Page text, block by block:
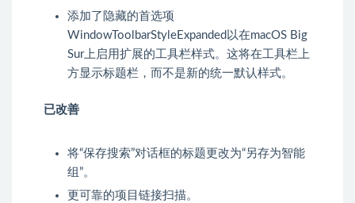
添加了隐藏的首选项
WindowToolbarStyleExpanded以在macOS Big
Sur上启用扩展的工具栏样式。这将在工具栏上
方显示标题栏，而不是新的统一默认样式。
已改善
将“保存搜索”对话框的标题更改为“另存为智能
组”。
更可靠的项目链接扫描。